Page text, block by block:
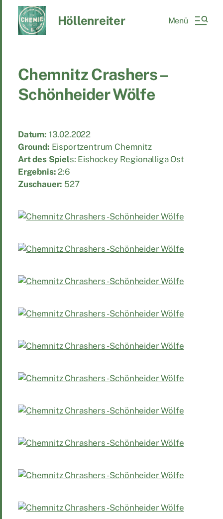
Höllenreiter Menü
Chemnitz Crashers –
Schönheider Wölfe
Datum: 13.02.2022
Ground: Eisportzentrum Chemnitz
Art des Spiels: Eishockey Regionalliga Ost
Ergebnis: 2:6
Zuschauer: 527